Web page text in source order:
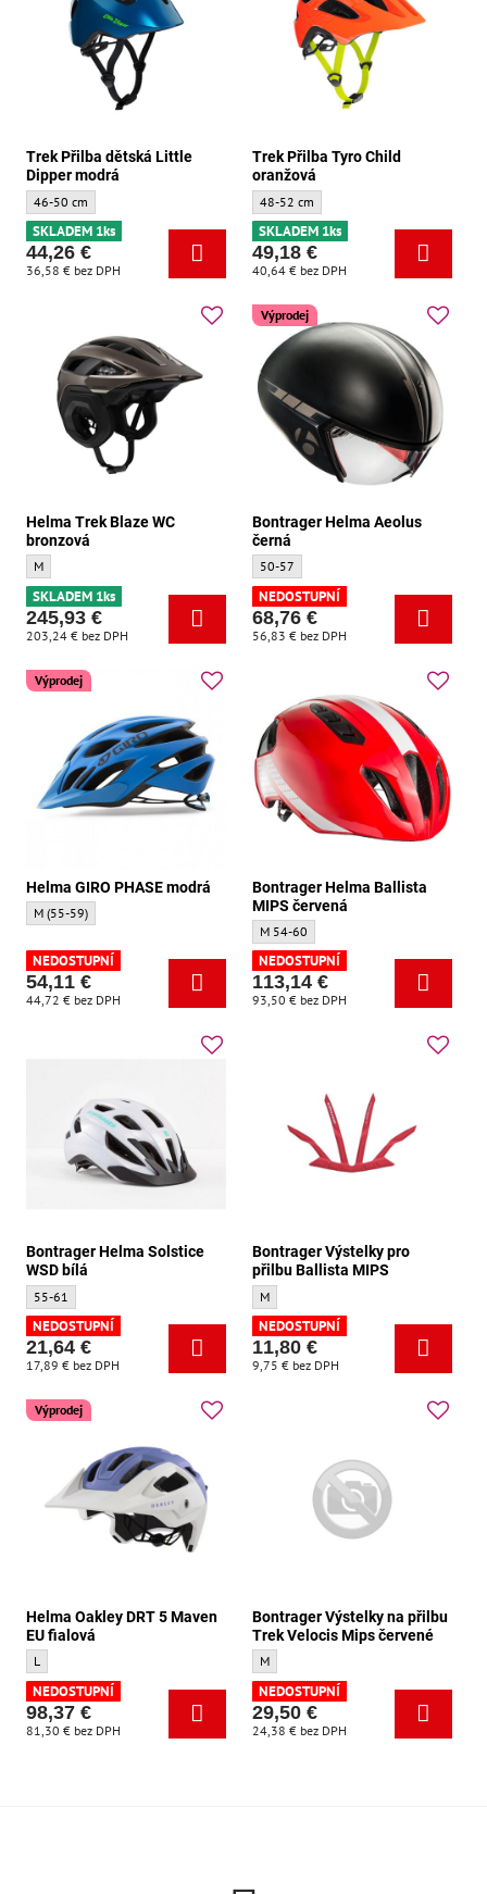
Trek Přilba dětská Little
Dipper modrá
Trek Přilba dětská Little Dipper modrá - Velikost:
46-50 cm
SKLADEM 1ks
44,26 €
36,58 € bez DPH
Trek Přilba Tyro Child
oranžová
Trek Přilba Tyro Child oranžová - Velikost:
48-52 cm
SKLADEM 1ks
49,18 €
40,64 € bez DPH
Helma Trek Blaze WC
bronzová
Helma Trek Blaze WC bronzová - Velikost:
M
SKLADEM 1ks
245,93 €
203,24 € bez DPH
Výprodej
Bontrager Helma Aeolus
černá
Bontrager Helma Aeolus černá - Velikost:
50-57
NEDOSTUPNÍ
68,76 €
56,83 € bez DPH
Výprodej
Helma GIRO PHASE modrá
Helma GIRO PHASE modrá - Velikost:
M (55-59)
NEDOSTUPNÍ
54,11 €
44,72 € bez DPH
Bontrager Helma Ballista
MIPS červená
Bontrager Helma Ballista MIPS červená -
M 54-60
NEDOSTUPNÍ
113,14 €
93,50 € bez DPH
Bontrager Helma Solstice
WSD bílá
Bontrager Helma Solstice WSD bílá - Velikost:
55-61
NEDOSTUPNÍ
21,64 €
17,89 € bez DPH
Bontrager Výstelky pro
přilbu Ballista MIPS
Bontrager Výstelky pro přilbu Ballista
M
NEDOSTUPNÍ
11,80 €
9,75 € bez DPH
Výprodej
Helma Oakley DRT 5 Maven
EU fialová
Helma Oakley DRT 5 Maven EU fialová - Velikost:
L
NEDOSTUPNÍ
98,37 €
81,30 € bez DPH
Bontrager Výstelky na přilbu
Trek Velocis Mips červené
Bontrager Výstelky na přilbu Trek
M
NEDOSTUPNÍ
29,50 €
24,38 € bez DPH